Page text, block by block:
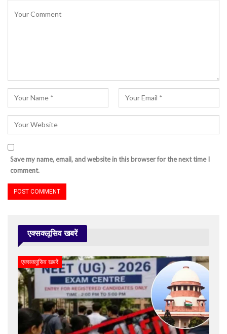
Save my name, email, and website in this browser for the next time I
comment.
एक्सक्लूसिव खबरें
एक्सक्लूसिव खबरें